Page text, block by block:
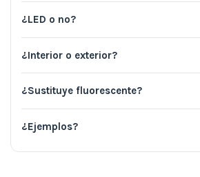
¿LED o no?
¿Interior o exterior?
¿Sustituye fluorescente?
¿Ejemplos?